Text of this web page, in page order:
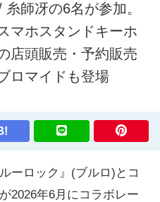
師冴の6名が参加。
マホスタンドキーホ
店頭販売・予約販売
ロマイドも登場
ーロック』(ブルロ)とコ
2026年6月にコラボレー